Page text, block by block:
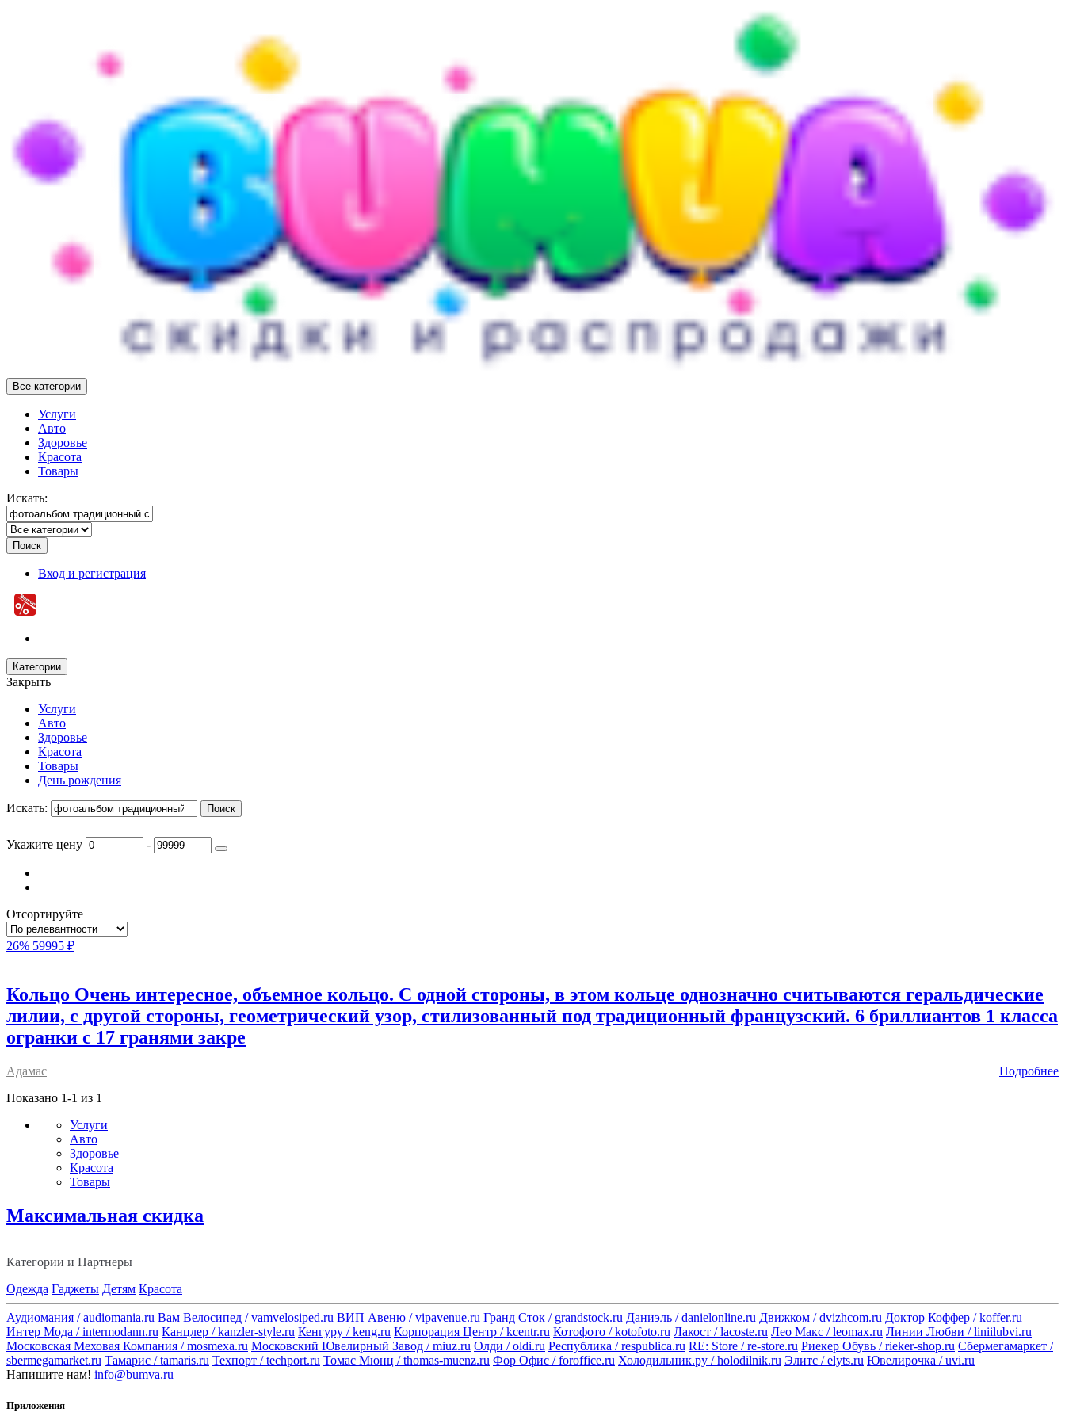
Все категории
Услуги
Авто
Здоровье
Красота
Товары
Искать:
Поиск
Вход и регистрация
Категории
Закрыть
Услуги
Авто
Здоровье
Красота
Товары
День рождения
Искать:
Укажите цену -
Отсортируйте
26% 59995 ₽
Кольцо Очень интересное, объемное кольцо. С одной стороны, в этом кольце однозначно считываются геральдические
лилии, с другой стороны, геометрический узор, стилизованный под традиционный французский. 6 бриллиантов 1 класса
огранки с 17 гранями закре
Адамас
Подробнее
Показано 1-1 из 1
Услуги
Авто
Здоровье
Красота
Товары
Максимальная скидка
Категории и Партнеры
Одежда Гаджеты Детям Красота
Аудиомания / audiomania.ru Вам Велосипед / vamvelosiped.ru ВИП Авеню / vipavenue.ru Гранд Сток / grandstock.ru Даниэль / danielonline.ru Движком / dvizhcom.ru Доктор Коффер / koffer.ru
Интер Мода / intermodann.ru Канцлер / kanzler-style.ru Кенгуру / keng.ru Корпорация Центр / kcentr.ru Котофото / kotofoto.ru Лакост / lacoste.ru Лео Макс / leomax.ru Линии Любви / liniilubvi.ru
Московская Меховая Компания / mosmexa.ru Московский Ювелирный Завод / miuz.ru Олди / oldi.ru Республика / respublica.ru RE: Store / re-store.ru Риекер Обувь / rieker-shop.ru Сбермегамаркет /
sbermegamarket.ru Тамарис / tamaris.ru Техпорт / techport.ru Томас Мюнц / thomas-muenz.ru Фор Офис / foroffice.ru Холодильник.ру / holodilnik.ru Элитс / elyts.ru Ювелирочка / uvi.ru
Напишите нам! info@bumva.ru
Приложения